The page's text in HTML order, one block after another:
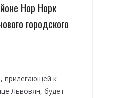
Нор Норк
городского
прилегающей к
Львовян, будет